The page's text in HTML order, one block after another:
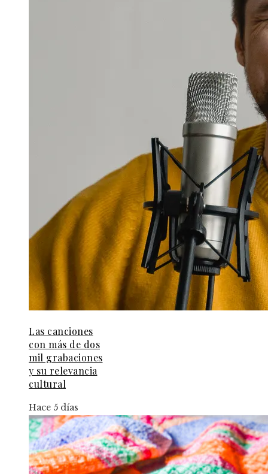
Las canciones
con más de dos
mil grabaciones
y su relevancia
cultural
Hace 5 días